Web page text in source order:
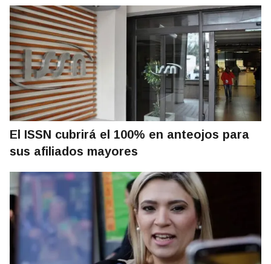
El ISSN cubrirá el 100% en anteojos para
sus afiliados mayores